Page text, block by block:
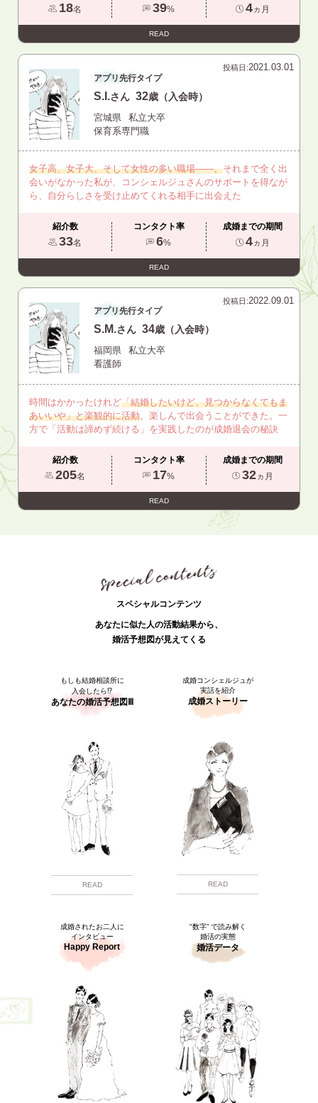
18名 39% 4ヵ月
READ
投稿日:2021.03.01
アプリ先行タイプ
S.I.さん 32歳（入会時）
宮城県
私立大卒
保育系専門職
女子高、女子大、そして女性の多い職場――。それまで全く出
会いがなかった私が、コンシェルジュさんのサポートを得なが
ら、自分らしさを受け止めてくれる相手に出会えた
紹介数
33名
コンタクト率
6%
成婚までの期間
4ヵ月
READ
投稿日:2022.09.01
アプリ先行タイプ
S.M.さん 34歳（入会時）
福岡県
私立大卒
看護師
時間はかかったけれど「結婚したいけど、見つからなくてもま
あいいや」と楽観的に活動。楽しんで出会うことができた。一
方で「活動は諦めず続ける」を実践したのが成婚退会の秘訣
紹介数
205名
コンタクト率
17%
成婚までの期間
32ヵ月
READ
スペシャルコンテンツ
あなたに似た人の活動結果から、
婚活予想図が見えてくる
もしも結婚相談所に
入会したら⁉
あなたの婚活予想図Ⅲ
READ
成婚コンシェルジュが
実話を紹介
成婚ストーリー
READ
成婚されたお二人に
インタビュー
Happy Report
"数字” で読み解く
婚活の実態
婚活データ